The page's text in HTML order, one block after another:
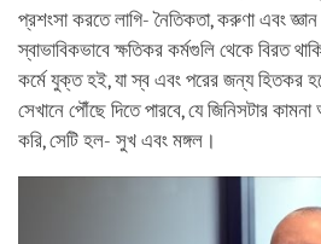
প্রশংসা করতে লাগি- নৈতিকতা, করুণা এবং
স্বাভাবিকভাবে ক্ষতিকর কর্মগুলি থেকে বিরত
কর্মে যুক্ত হই, যা স্ব এবং পরের জন্য হিতকর
সেখানে পৌঁছে দিতে পারবে, যে জিনিসটার
করি, সেটি হল- সুখ এবং মঙ্গল।